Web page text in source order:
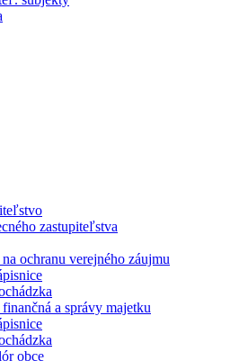
zastupiteľstva
ochranu verejného záujmu
a správy majetku
obce